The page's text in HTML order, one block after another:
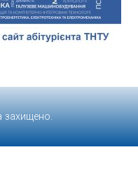
захищено.